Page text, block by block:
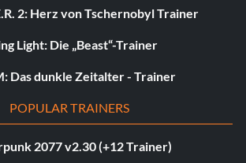
2: Herz von Tschernobyl Trainer
Light: Die „Beast“-Trainer
Das dunkle Zeitalter - Trainer
POPULAR TRAINERS
2077 v2.30 (+12 Trainer)